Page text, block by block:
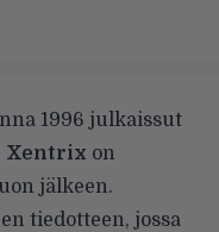
1996 julkaissut
Xentrix on
jälkeen.
tiedotteen, jossa